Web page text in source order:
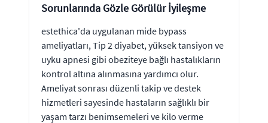
Sorunlarında Gözle Görülür İyileşme
estethica'da uygulanan mide bypass
ameliyatları, Tip 2 diyabet, yüksek tansiyon ve
uyku apnesi gibi obeziteye bağlı hastalıkların
kontrol altına alınmasına yardımcı olur.
Ameliyat sonrası düzenli takip ve destek
hizmetleri sayesinde hastaların sağlıklı bir
yaşam tarzı benimsemeleri ve kilo verme